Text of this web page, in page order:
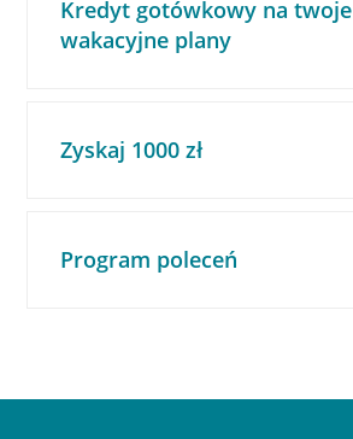
Kredyt gotówkowy na twoje
wakacyjne plany
Zyskaj 1000 zł
Program poleceń